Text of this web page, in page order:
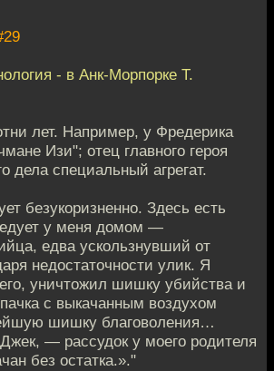
- в Анк-Морпорке Т.
лет. Например, у Фредерика
Изи"; отец главного героя
дела специальный агрегат.
безукоризненно. Здесь есть
у меня домом —
едва ускользнувший от
недостаточности улик. Я
уничтожил шишку убийства и
с выкачанным воздухом
шишку благоволения…
— рассудок у моего родителя
без остатка.»."